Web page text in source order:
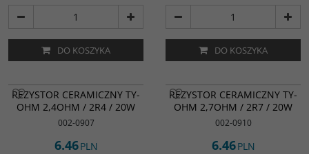
DO KOSZYKA DO KOSZYKA
REZYSTOR CERAMICZNY TY-
OHM 2,4OHM / 2R4 / 20W
002-0907
6.46PLN
REZYSTOR CERAMICZNY TY-
OHM 2,7OHM / 2R7 / 20W
002-0910
6.46PLN